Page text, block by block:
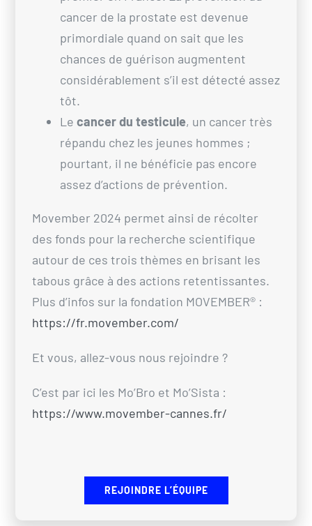
cancer de la prostate est devenue
primordiale quand on sait que les
chances de guérison augmentent
considérablement s’il est détecté assez
tôt.
Le cancer du testicule, un cancer très
répandu chez les jeunes hommes ;
pourtant, il ne bénéficie pas encore
assez d’actions de prévention.
Movember 2024 permet ainsi de récolter
des fonds pour la recherche scientifique
autour de ces trois thèmes en brisant les
tabous grâce à des actions retentissantes.
Plus d’infos sur la fondation MOVEMBER® :
https://fr.movember.com/
Et vous, allez-vous nous rejoindre ?
C’est par ici les Mo’Bro et Mo’Sista :
https://www.movember-cannes.fr/
REJOINDRE L’ÉQUIPE